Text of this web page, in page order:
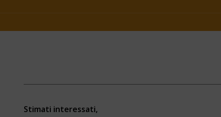
Stimati interessati,